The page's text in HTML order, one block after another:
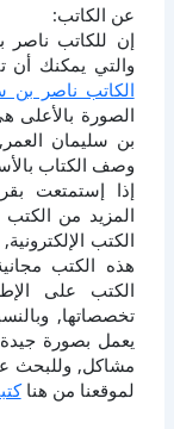
عن الكاتب:
إن للكاتب ناصر
والتي يمكنك أن
الكاتب ناصر بن
الصورة بالأعلى
بن سليمان
وصف الكتاب
إذا إستمتعت
المزيد من
الكتب
الكتب على
يعمل بصورة جيدة
مشاكل, وللبحث
لموقعنا من هنا